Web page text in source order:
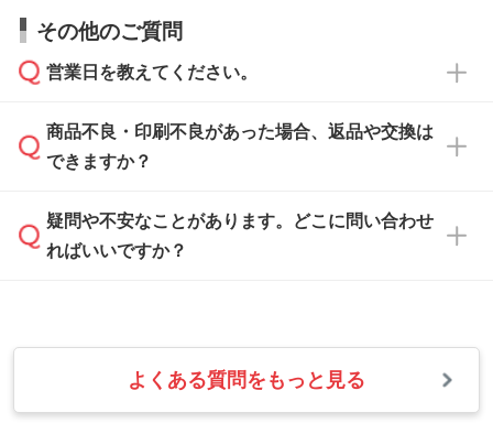
い合わせください。
なお、印刷用データの作り方に関する詳細は、
から添付してお送りください。
しい
解像度の低い画像や、手書きのイラスト、写真
などを、印刷に適したベクターデータに変換し
・フルカラーデータを1色に変換してほしい
・1色印刷でグラデーションや濃淡を表現した
い
お見積・ご注文・
相談いただきますと、担当スタッフがお客様の
ご希望や商品の本体色を確認し、印刷色をご提
本体色がブラック、ネイビーなど濃色の場合は
白色か淡い色の印刷色をおすすめしておりま
本体色がナチュラルなど淡色の場合、印刷をく
っきりと目立たせたいときは濃い印刷色が、柔
らかい雰囲気にしたいときは淡い印刷色が映え
また、お選びいただいた印刷色が本体色に合わ
ない場合や仕上がりに影響しそうな場合は、ス
その他のご質問
営業日を教えてください。
営業日は平日の10:00～18:00で、土日祝日はお
休みとなります。注文・見積・お問い合わせ
速やかに対応いたします。
商品不良・印刷不良があった場合、返品や交換は
できますか？
お手数をお掛けいたしますが、至急担当スタッ
フまでご連絡ください。商品の状況を確認し、
・お届け時に商品が損傷・故障している場合
・ご注文と異なる商品が届いた場合
・印刷不良があった場合
疑問や不安なことがあります。どこに問い合わせ
ればいいですか？
業日以内に担当スタッフよりメールにてご連絡
いたします。
お急ぎの場合はお電話でのご質問も受け付けて
よくある質問をもっと見る